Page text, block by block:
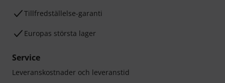
Tillfredställelse-garanti
Europas största lager
Service
Leveranskostnader och leveranstid